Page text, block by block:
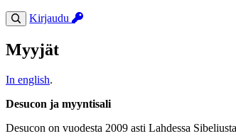
Kirjaudu
Myyjät
In english.
Desucon ja myyntisali
Desucon on vuodesta 2009 asti Lahdessa